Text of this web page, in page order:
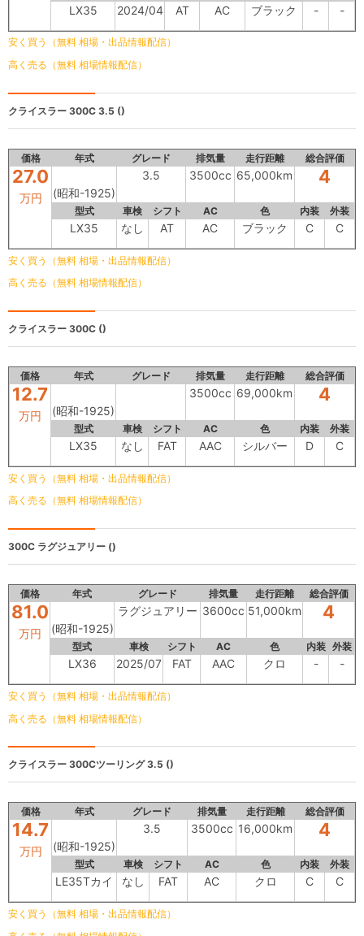
LX35 2024/04 AT AC ブラック - -
安く買う（無料 相場・出品情報配信）
高く売る（無料 相場情報配信）
クライスラー 300C 3.5 ()
価格 年式 グレード 排気量 走行距離 総合評価
27.0
万円 (昭和-1925)
3.5 3500cc 65,000km 4
型式 車検 シフト AC 色 内装 外装
LX35 なし AT AC ブラック C C
安く買う（無料 相場・出品情報配信）
高く売る（無料 相場情報配信）
クライスラー 300C ()
価格 年式 グレード 排気量 走行距離 総合評価
12.7
万円 (昭和-1925)
3500cc 69,000km 4
型式 車検 シフト AC 色 内装 外装
LX35 なし FAT AAC シルバー D C
安く買う（無料 相場・出品情報配信）
高く売る（無料 相場情報配信）
300C ラグジュアリー ()
価格 年式 グレード 排気量 走行距離 総合評価
81.0
万円 (昭和-1925)
ラグジュアリー 3600cc 51,000km 4
型式 車検 シフト AC 色 内装 外装
LX36 2025/07 FAT AAC クロ - -
安く買う（無料 相場・出品情報配信）
高く売る（無料 相場情報配信）
クライスラー 300Cツーリング3.5 ()
価格 年式 グレード 排気量 走行距離 総合評価
14.7
万円 (昭和-1925)
3.5 3500cc 16,000km 4
型式 車検 シフト AC 色 内装 外装
LE35Tカイ なし FAT AC クロ C C
安く買う（無料 相場・出品情報配信）